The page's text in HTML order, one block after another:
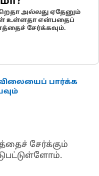
அல்லது ஏதேனும்
உள்ளதா என்பதைப்
சேர்க்கவும்.
பார்க்க
சேர்க்கும்